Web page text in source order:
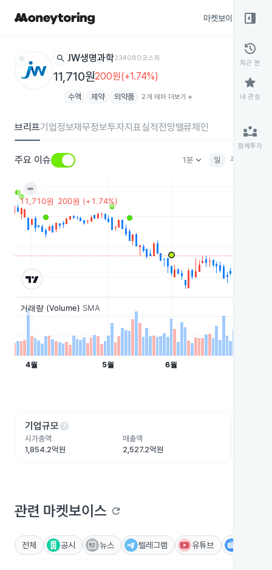
마켓보이스
star search JW생명과학234080코스피
11,710원200원(+1.74%)
수액 제약 의약품 2개 테마 더보기 add
브리프기업정보재무정보투자지표실적전망밸류체인
주요 이슈 1분keyboard_arrow_down 일 주
기업규모help
시가총액
1,854.2억원
매출액
2,527.2억원
관련 마켓보이스 refresh
전체 공시 뉴스 텔레그램 유튜브
right_panel_open
history
최근 본
star
내 관심
partner_exchange
함께투자